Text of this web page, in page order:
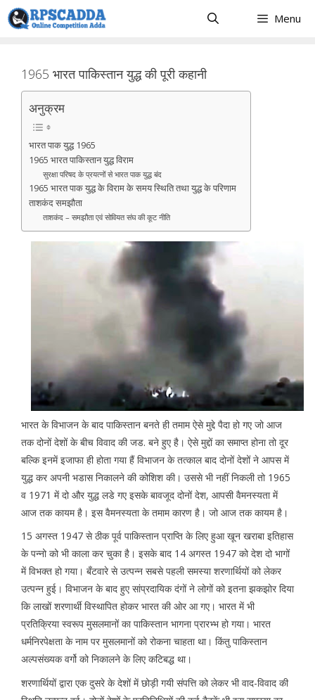
Skip
to
Menu
1965 भारत पाकिस्तान युद्ध की पूरी कहानी
अनुक्रम
भारत पाक युद्ध 1965
1965 भारत पाकिस्तान युद्ध विराम
सुरक्षा परिषद के प्रयत्नों से भारत पाक युद्ध बंद
1965 भारत पाक युद्ध के विराम के समय स्थिति तथा युद्ध के परिणाम
ताशकंद समझौता
ताशकंद – समझौता एवं सोवियत संघ की कूट नीति
भारत के विभाजन के बाद पाकिस्तान बनते ही तमाम ऐसे मुद्दे पैदा हो गए जो आज
तक दोनों देशों के बीच विवाद की जड. बने हुए है। ऐसे मुद्दों का समाप्त होना तो दूर
बल्कि इनमें इजाफा ही होता गया हैं विभाजन के तत्काल बाद दोनों देशों ने आपस में
युद्ध कर अपनी भडास निकालने की कोशिश की। उससे भी नहीं निकली तो 1965
व 1971 में दो और युद्ध लडे गए इसके बावजूद दोनों देश, आपसी वैमनस्यता में
आज तक कायम है। इस वैमनस्यता के तमाम कारण है। जो आज तक कायम है।
15 अगस्त 1947 से ठीक पूर्व पाकिस्तान प्राप्ति के लिए हुआ खून खराबा इतिहास
के पन्नो को भी काला कर चुका है। इसके बाद 14 अगस्त 1947 को देश दो भागों
में विभक्त हो गया। बँटवारे से उत्पन्न सबसे पहली समस्या शरणार्थियों को लेकर
उत्पन्न हुई। विभाजन के बाद हुए सांप्रदायिक दंगों ने लोगों को इतना झकझोर दिया
कि लाखों शरणार्थी विस्थापित होकर भारत की ओर आ गए। भारत में भी
प्रतिक्रिया स्वरूप मुसलमानों का पाकिस्तान भागना प्रारभ्भ हो गया। भारत
धर्मनिरपेक्षता के नाम पर मुसलमानों को रोकना चाहता था। किंतु पाकिस्तान
अल्पसंख्यक वर्गो को निकालने के लिए कटिबद्ध था।
शरणार्थियों द्वारा एक दुसरे के देशों में छोड़ी गयी संपत्ति को लेकर भी वाद-विवाद की